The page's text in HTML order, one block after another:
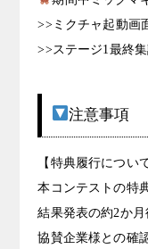
>>ミクチャ起動画
>>ステージ1最終
注意事項
【特典履行につい
本コンテストの特
結果発表の約2か月
協賛企業様との確